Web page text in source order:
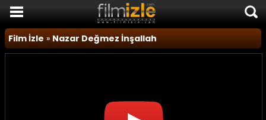
Film İzle
Komedi Filmleri
Film İzle » Nazar Değmez İnşallah